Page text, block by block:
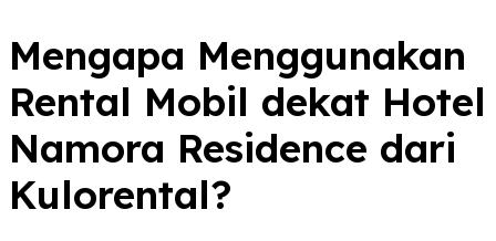
Mengapa Menggunakan
Rental Mobil dekat Hotel
Namora Residence dari
Kulorental?